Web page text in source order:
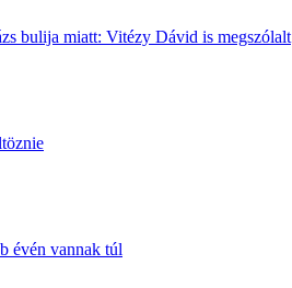
bulija miatt: Vitézy Dávid is megszólalt
évén vannak túl